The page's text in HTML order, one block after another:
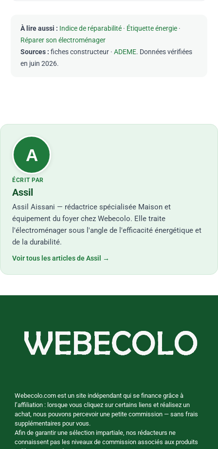
À lire aussi : Indice de réparabilité · Étiquette énergie ·
Réparer son électroménager
Sources : fiches constructeur ·ADEME. Données vérifiées
en juin 2026.
A
ÉCRIT PAR
Assil
Assil Aissani — rédactrice spécialisée Maison et
équipement du foyer chez Webecolo. Elle traite
l'électroménager sous l'angle de l'efficacité énergétique et
de la durabilité.
Voir tous les articles de Assil →
Webecolo.com est un site indépendant qui se finance grâce à
l’affiliation : lorsque vous cliquez sur certains liens et réalisez un
achat, nous pouvons percevoir une petite commission — sans frais
supplémentaires pour vous.
Afin de garantir une sélection impartiale, nos rédacteurs ne
connaissent pas les niveaux de commission associés aux produits